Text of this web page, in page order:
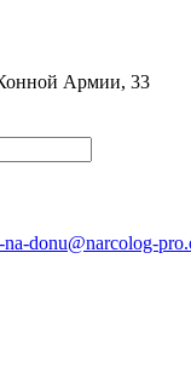
Армии, 33
na-donu@narcolog-